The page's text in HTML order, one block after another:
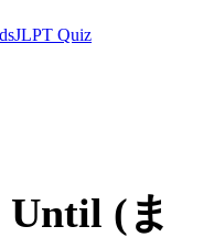
JLPT Quiz
(ま